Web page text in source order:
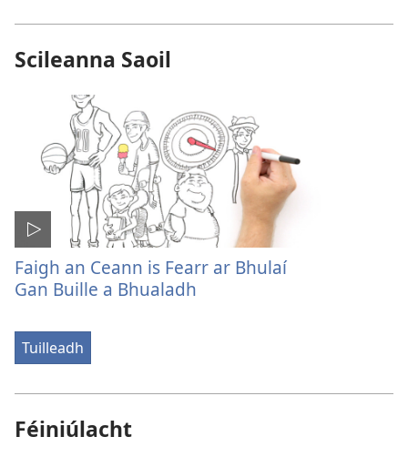
Scileanna Saoil
Faigh an Ceann is Fearr ar Bhulaí
Gan Buille a Bhualadh
Tuilleadh
Féiniúlacht